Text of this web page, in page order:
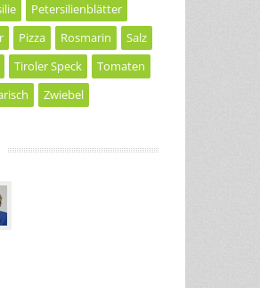
Petersilienblätter
Pizza Rosmarin
Salz
Tiroler Speck
Tomaten
Zwiebel